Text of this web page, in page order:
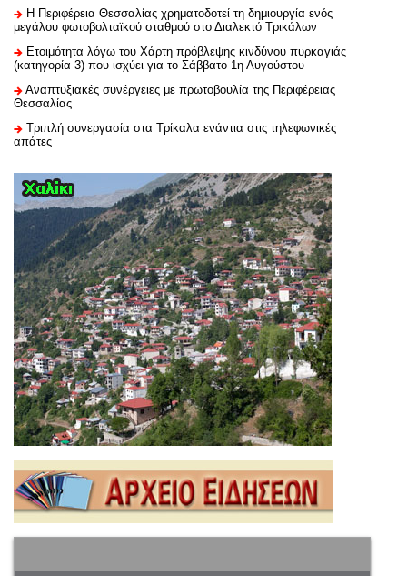
H Περιφέρεια Θεσσαλίας χρηματοδοτεί τη δημιουργία ενός
μεγάλου φωτοβολταϊκού σταθμού στο Διαλεκτό Τρικάλων
Ετοιμότητα λόγω του Χάρτη πρόβλεψης κινδύνου πυρκαγιάς
(κατηγορία 3) που ισχύει για το Σάββατο 1η Αυγούστου
Αναπτυξιακές συνέργειες με πρωτοβουλία της Περιφέρειας
Θεσσαλίας
Τριπλή συνεργασία στα Τρίκαλα ενάντια στις τηλεφωνικές
απάτες